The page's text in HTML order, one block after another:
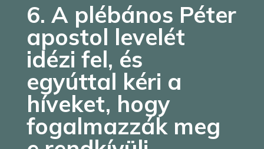
6. A plébános Péter
apostol levelét
idézi fel, és
egyúttal kéri a
híveket, hogy
fogalmazzák meg